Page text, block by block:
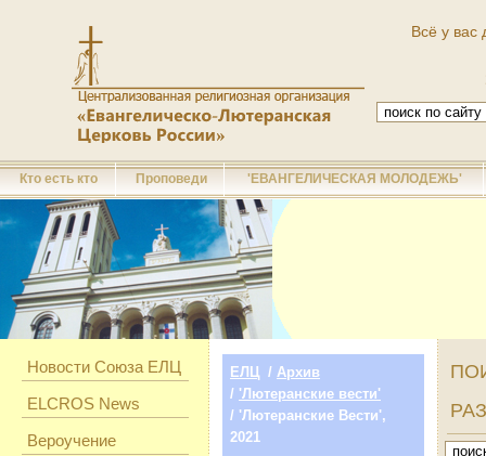
Всё у вас
Кто есть кто Проповеди 'ЕВАНГЕЛИЧЕСКАЯ МОЛОДЕЖЬ'
Новости Союза ЕЛЦ
ELCROS News
Вероучение
ЕЛЦ / Архив
/ 'Лютеранские вести'
/ 'Лютеранские Вести',
2021